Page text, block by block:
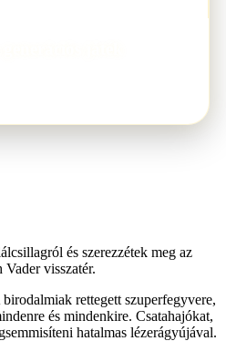
és szerezzétek meg az
visszatér.
rettegett szuperfegyvere,
és mindenkire. Csatahajókat,
hatalmas lézerágyújával.